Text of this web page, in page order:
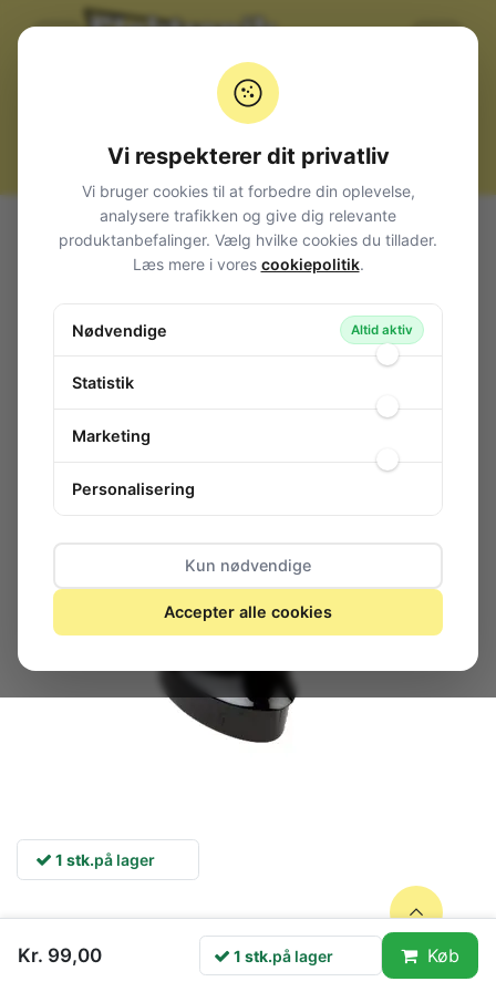
Alle produkter Computerudstyr
Beslag til skærme
Standbar for Samsung P2350
134-882 / BN96-10575A
1 stk.på lager
Kr. 99,00 1 stk.på lager Køb
Vi respekterer dit privatliv
Vi bruger cookies til at forbedre din oplevelse,
analysere trafikken og give dig relevante
produktanbefalinger. Vælg hvilke cookies du tillader.
Læs mere i vores cookiepolitik.
Nødvendige Altid aktiv
Statistik
Marketing
Personalisering
Kun nødvendige
Accepter alle cookies